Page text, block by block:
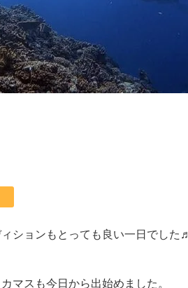
ションもとっても良い一日でした♬
マスも今日から出始めました。